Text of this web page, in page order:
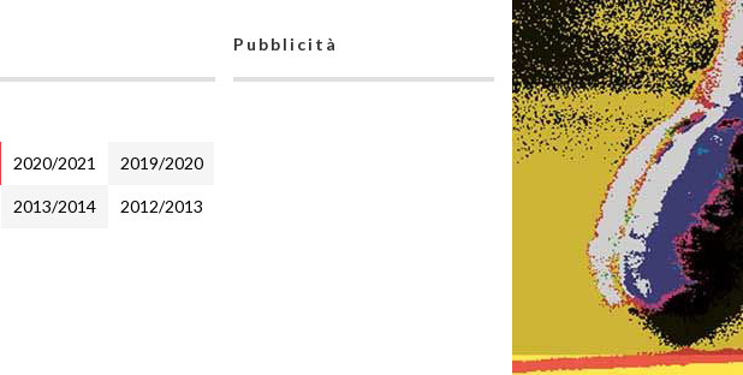
2020/2021 2019/2020
2013/2014 2012/2013
Pubblicità